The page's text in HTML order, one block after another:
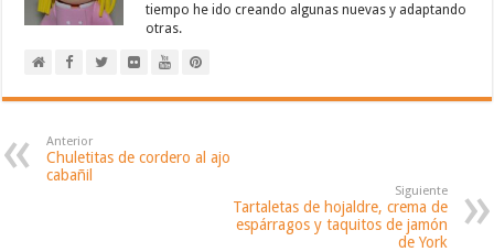
tiempo he ido creando algunas nuevas y adaptando
otras.
Anterior
Chuletitas de cordero al ajo
cabañil
Siguiente
Tartaletas de hojaldre, crema de
espárragos y taquitos de jamón
de York